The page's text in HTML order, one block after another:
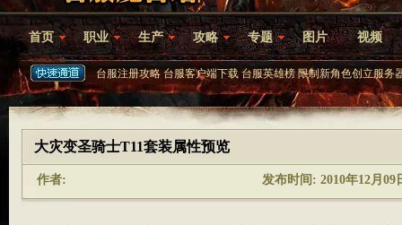
首页 职业 生产 攻略 专题 图片 视频
台服注册攻略 台服客户端下载 台服英雄榜 限制新角色创立服务
大灾变圣骑士T11套装属性预览
作者: 发布时间: 2010年12月09